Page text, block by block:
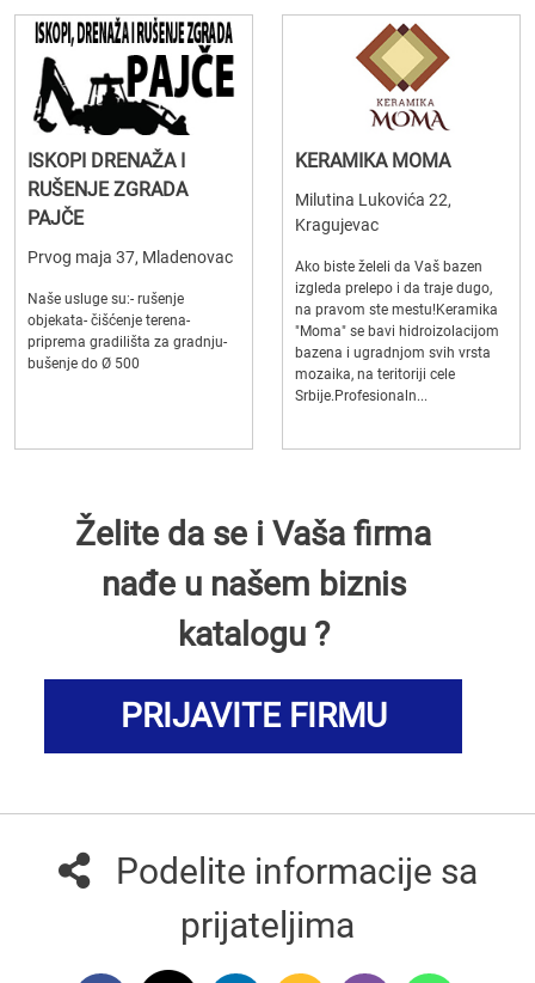
ISKOPI DRENAŽA I
RUŠENJE ZGRADA
PAJČE
Prvog maja 37, Mladenovac
Naše usluge su:- rušenje
objekata- čišćenje terena-
priprema gradilišta za gradnju-
bušenje do Ø 500
KERAMIKA MOMA
Milutina Lukovića 22,
Kragujevac
Ako biste želeli da Vaš bazen
izgleda prelepo i da traje dugo,
na pravom ste mestu!Keramika
"Moma" se bavi hidroizolacijom
bazena i ugradnjom svih vrsta
mozaika, na teritoriji cele
Srbije.Profesionaln...
Želite da se i Vaša firma
nađe u našem biznis
katalogu ?
PRIJAVITE FIRMU
Podelite informacije sa
prijateljima